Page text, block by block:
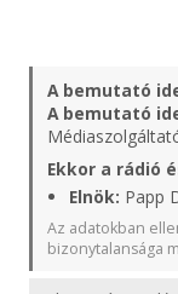
A bemutató
A bemutató
Ekkor a rádió
Elnök: Papp
Az adatokban
bizonytalansága